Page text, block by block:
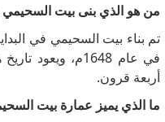
من هو الذي بنى بيت السحيمي
تم بناء بيت السحيمي في
في عام 1648م،
أربعة قرون.
ما الذي يميز عمارة بيت